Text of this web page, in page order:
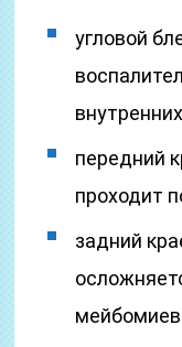
угловой
передний
проходит
задний